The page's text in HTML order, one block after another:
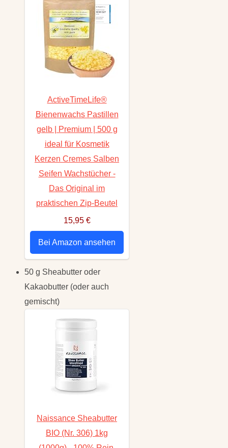
ActiveTimeLife®
Bienenwachs Pastillen
gelb | Premium | 500 g
ideal für Kosmetik
Kerzen Cremes Salben
Seifen Wachstücher -
Das Original im
praktischen Zip-Beutel
15,95 €
Bei Amazon ansehen
50 g Sheabutter oder
Kakaobutter (oder auch
gemischt)
Naissance Sheabutter
BIO (Nr. 306) 1kg